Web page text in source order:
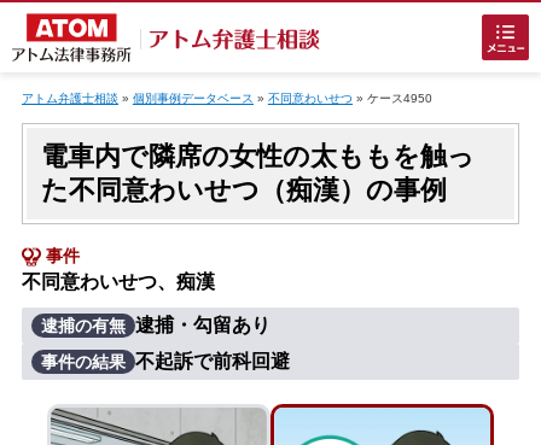
ホームに戻る
刑事事件でお困りの方
アトム弁護士相談 » 個別事例データベース » 不同意わいせつ» ケース4950
電車内で隣席の女性の太ももを触っ
た不同意わいせつ（痴漢）の事例
事件
不同意わいせつ、痴漢
逮捕の有無 逮捕・勾留あり
事件の結果 不起訴で前科回避